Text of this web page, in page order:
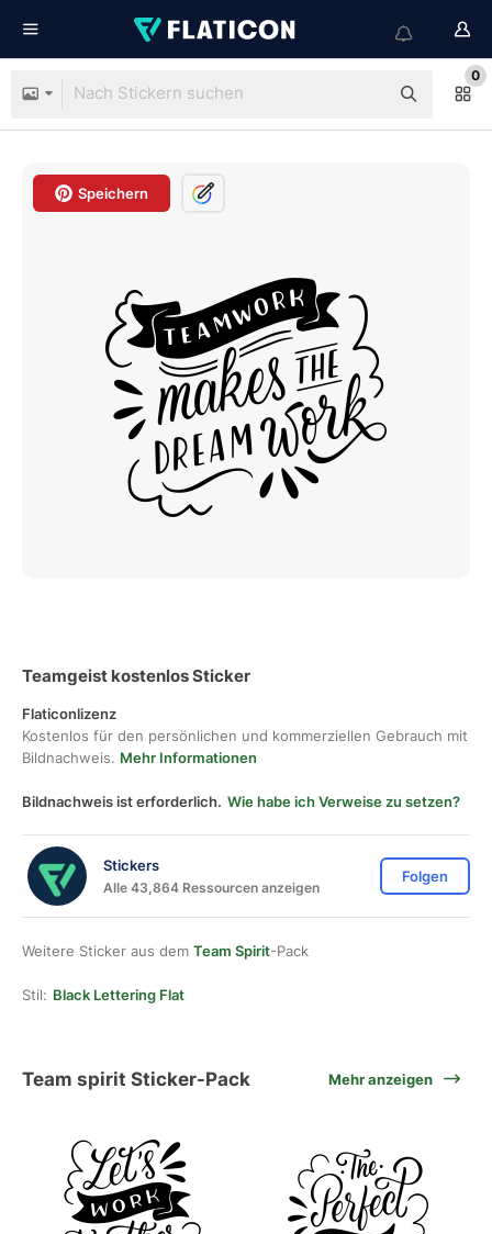
0
Speichern
Teamgeist kostenlos Sticker
Flaticonlizenz
Kostenlos für den persönlichen und kommerziellen Gebrauch mit
Bildnachweis. Mehr Informationen
Bildnachweis ist erforderlich. Wie habe ich Verweise zu setzen?
Stickers
Alle 43,864 Ressourcen anzeigen
Folgen
Weitere Sticker aus dem Team Spirit-Pack
Stil: Black Lettering Flat
Team spirit Sticker-Pack Mehr anzeigen